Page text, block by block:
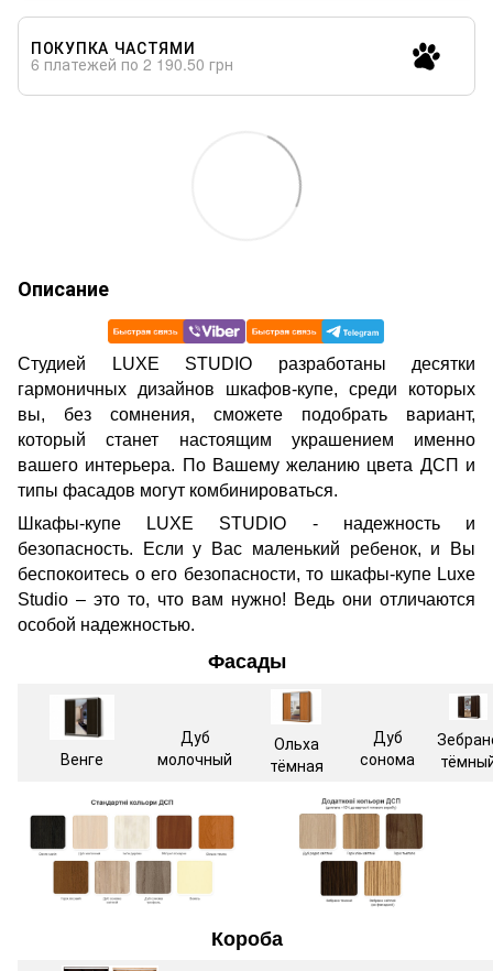
ПОКУПКА ЧАСТЯМИ
6 платежей по 2 190.50 грн
Описание
Cтудией LUXE STUDIO разработаны десятки
гармоничных дизайнов шкафов-купе, среди которых
вы, без сомнения, сможете подобрать вариант,
который станет настоящим украшением именно
вашего интерьера. По Вашему желанию цвета ДСП и
типы фасадов могут комбинироваться.
Шкафы-купе LUXE STUDIO - надежность и
безопасность. Если у Вас маленький ребенок, и Вы
беспокоитесь о его безопасности, то шкафы-купе Luxe
Studio – это то, что вам нужно! Ведь они отличаются
особой надежностью.
Фасады
Венге
Дуб
молочный
Ольха
тёмная
Дуб
сонома
Короба